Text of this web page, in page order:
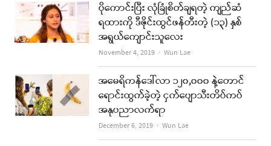
ပိုကောင်းပြီး လုံခြုံစိတ်ချရတဲ့ ကျည်ဆံ
ရထားကို ဒီဇိုင်းထွင်ဖန်တီးတဲ့ (၁၃) နှစ်
အရွယ်ကျောင်းသူလေး
November 4, 2019 Author
Wun Lae
အမေရိကန်ဒေါ်လာ ၁၂၀,၀၀၀ နဲ့တောင်
ရောင်းထွက်ခဲ့တဲ့ ငှက်ပျောသီးတိပ်ကပ်
အနုပညာလက်ရာ
December 6, 2019 Author
Wun Lae